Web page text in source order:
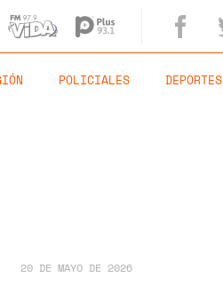
POLICIALES DEPORTES
20 DE MAYO DE 2026